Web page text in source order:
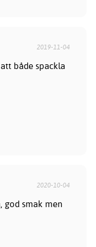
2019-11-04
både spackla
2020-10-04
god smak men